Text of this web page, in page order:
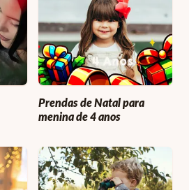
Prendas de Natal para
menina de 4 anos